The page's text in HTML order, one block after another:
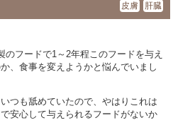
皮膚 肝臓
フードで1～2年程このフードを与え
、食事を変えようかと悩んでいまし
つも舐めていたので、やはりこれは
安心して与えられるフードがないか